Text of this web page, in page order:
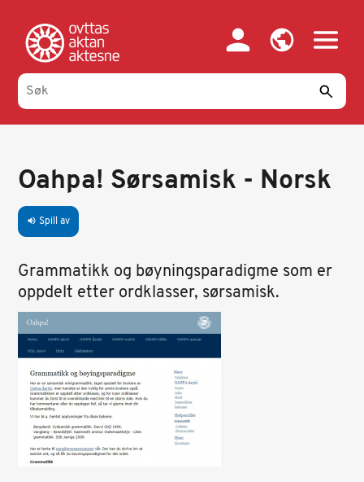
hovedinnhold
Oahpa! Sørsamisk - Norsk
volume_up Spill av
Grammatikk og bøyningsparadigme som er
oppdelt etter ordklasser, sørsamisk.